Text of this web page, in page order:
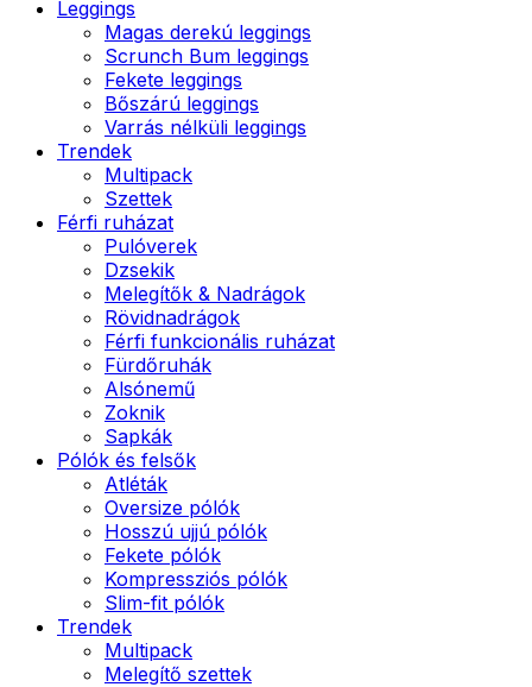
Leggings
Magas derekú leggings
Scrunch Bum leggings
Fekete leggings
Bőszárú leggings
Varrás nélküli leggings
Trendek
Multipack
Szettek
Férfi ruházat
Pulóverek
Dzsekik
Melegítők & Nadrágok
Rövidnadrágok
Férfi funkcionális ruházat
Fürdőruhák
Alsónemű
Zoknik
Sapkák
Pólók és felsők
Atléták
Oversize pólók
Hosszú ujjú pólók
Fekete pólók
Kompressziós pólók
Slim-fit pólók
Trendek
Multipack
Melegítő szettek